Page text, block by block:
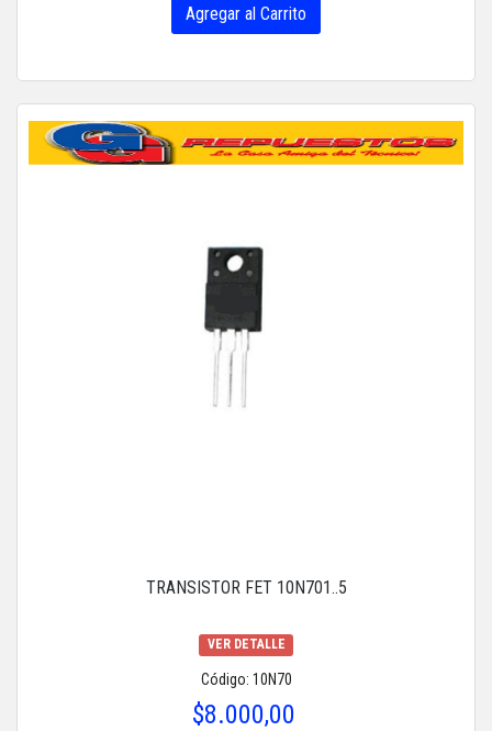
Agregar al Carrito
TRANSISTOR FET 10N701..5
VER DETALLE
Código: 10N70
$8.000,00